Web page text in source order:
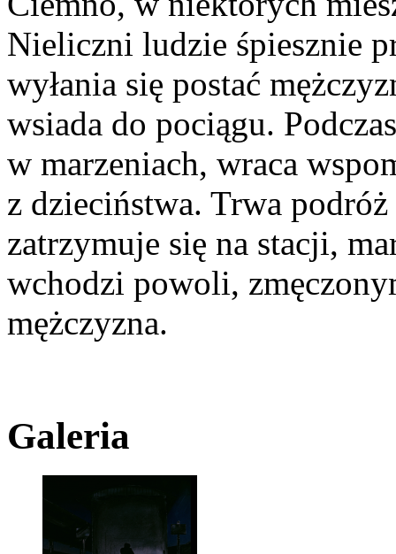
Nieliczni ludzie śpiesznie
wyłania się postać
wsiada do pociągu.
w marzeniach, wraca
z dzieciństwa. Trwa
zatrzymuje się na stacji,
wchodzi powoli,
mężczyzna.
Galeria